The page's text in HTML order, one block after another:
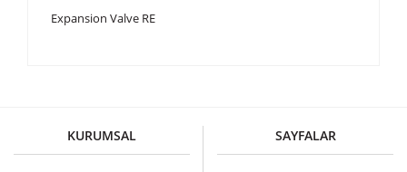
Expansion Valve RE
KURUMSAL SAYFALAR